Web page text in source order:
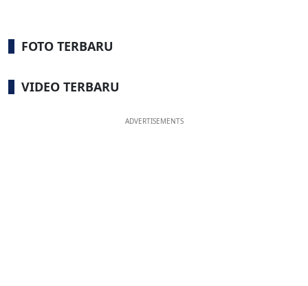
FOTO TERBARU
VIDEO TERBARU
ADVERTISEMENTS